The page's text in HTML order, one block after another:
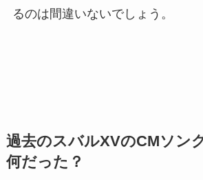
るのは間違いないでしょう。
過去のスバルXVのCMソン
何だった？